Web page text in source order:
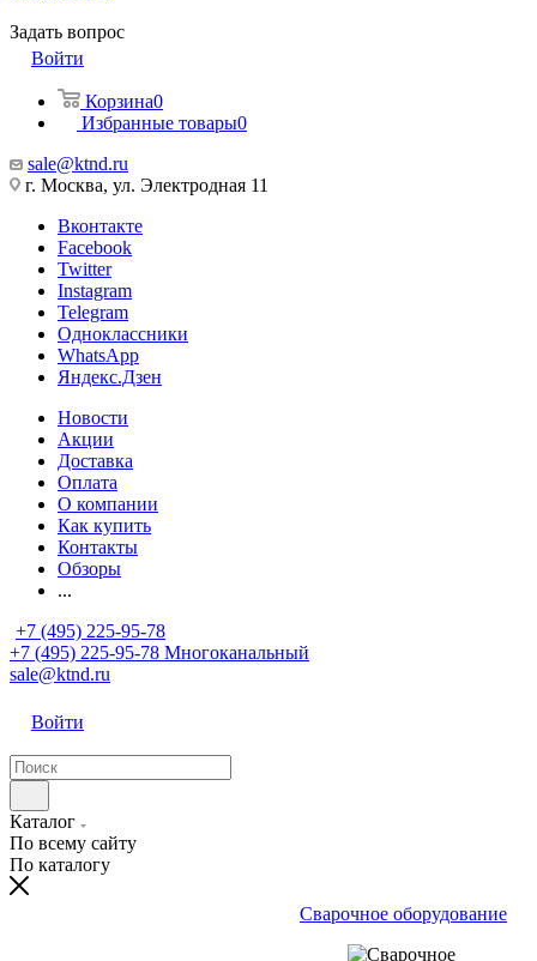
Задать вопрос
Войти
Корзина0
Избранные товары0
sale@ktnd.ru
г. Москва, ул. Электродная 11
Вконтакте
Facebook
Twitter
Instagram
Telegram
Одноклассники
WhatsApp
Яндекс.Дзен
Новости
Акции
Доставка
Оплата
О компании
Как купить
Контакты
Обзоры
...
+7 (495) 225-95-78
+7 (495) 225-95-78 Многоканальный
sale@ktnd.ru
Войти
Каталог
По всему сайту
По каталогу
Сварочное оборудование